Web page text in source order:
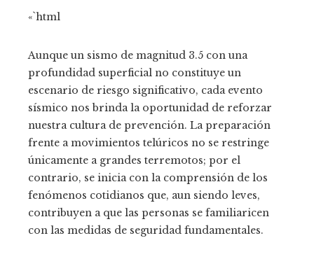
«`html
Aunque un sismo de magnitud 3.5 con una
profundidad superficial no constituye un
escenario de riesgo significativo, cada evento
sísmico nos brinda la oportunidad de reforzar
nuestra cultura de prevención. La preparación
frente a movimientos telúricos no se restringe
únicamente a grandes terremotos; por el
contrario, se inicia con la comprensión de los
fenómenos cotidianos que, aun siendo leves,
contribuyen a que las personas se familiaricen
con las medidas de seguridad fundamentales.